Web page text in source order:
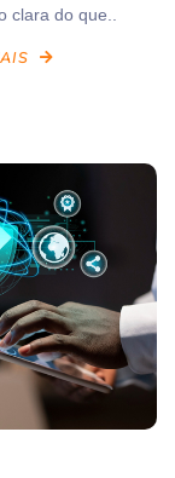
clara do que..